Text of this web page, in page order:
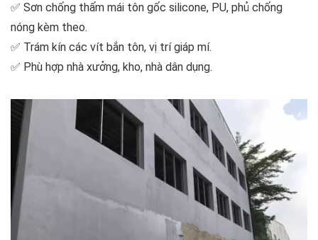
✅ Sơn chống thấm mái tôn gốc silicone, PU, phủ chống
nóng kèm theo.
✅ Trám kín các vít bắn tôn, vị trí giáp mí.
✅ Phù hợp nhà xưởng, kho, nhà dân dụng.